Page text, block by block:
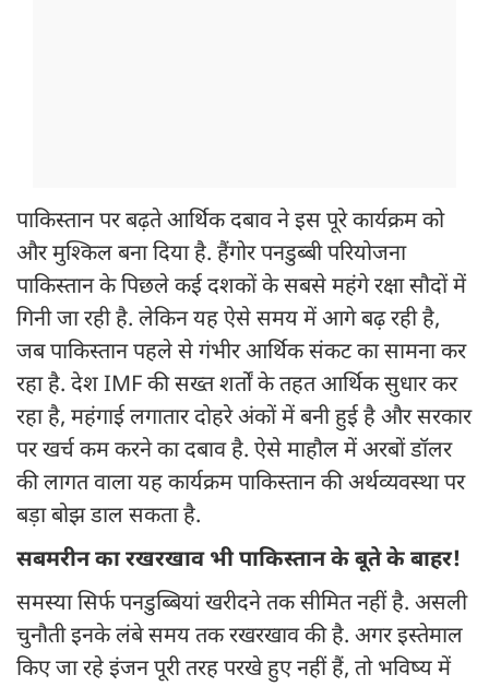
पाकिस्तान पर बढ़ते आर्थिक दबाव ने इस पूरे कार्यक्रम को
और मुश्किल बना दिया है. हैंगोर पनडुब्बी परियोजना
पाकिस्तान के पिछले कई दशकों के सबसे महंगे रक्षा सौदों में
गिनी जा रही है. लेकिन यह ऐसे समय में आगे बढ़ रही है,
जब पाकिस्तान पहले से गंभीर आर्थिक संकट का सामना कर
रहा है. देश IMF की सख्त शर्तों के तहत आर्थिक सुधार कर
रहा है, महंगाई लगातार दोहरे अंकों में बनी हुई है और सरकार
पर खर्च कम करने का दबाव है. ऐसे माहौल में अरबों डॉलर
की लागत वाला यह कार्यक्रम पाकिस्तान की अर्थव्यवस्था पर
बड़ा बोझ डाल सकता है.
सबमरीन का रखरखाव भी पाकिस्तान के बूते के बाहर!
समस्या सिर्फ पनडुब्बियां खरीदने तक सीमित नहीं है. असली
चुनौती इनके लंबे समय तक रखरखाव की है. अगर इस्तेमाल
किए जा रहे इंजन पूरी तरह परखे हुए नहीं हैं, तो भविष्य में